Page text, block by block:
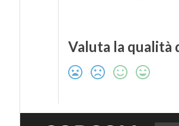
Valuta la qualità